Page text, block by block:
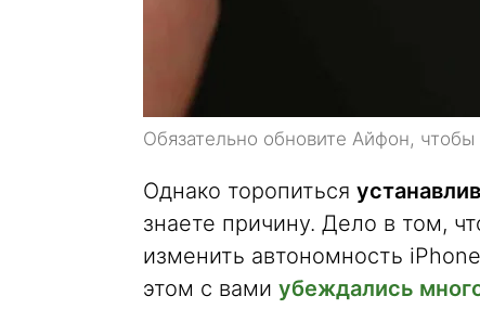
Обязательно обновите Айфон,
Однако торопиться
знаете причину. Дело в том,
изменить автономность
этом с вами убеждались